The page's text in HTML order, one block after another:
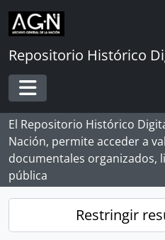
Skip to main content
Repositorio Histórico
Toggle navigation
El Repositorio Histórico
Nación, permite acceder a
documentales organizados,
pública
Restringir